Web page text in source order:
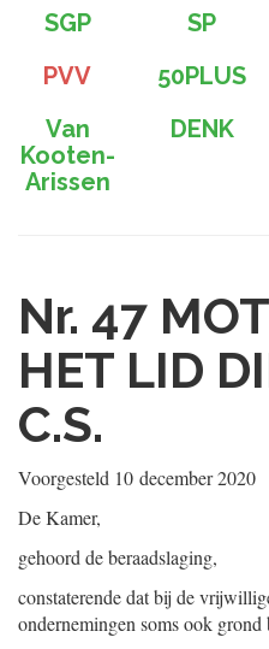
SGP
SP
PVV
50PLUS
Van
Kooten-
Arissen
DENK
Nr. 47
HET LID
C.S.
Voorgesteld 10 december 2020
De Kamer,
gehoord de beraadslaging,
constaterende dat bij de
ondernemingen soms ook grond